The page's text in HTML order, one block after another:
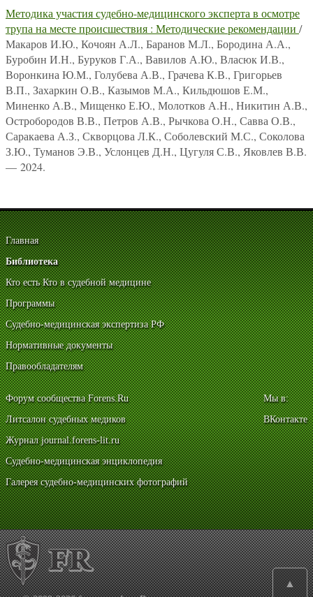
Методика участия судебно-медицинского эксперта в осмотре
трупа на месте происшествия : Методические рекомендации /
Макаров И.Ю., Кочоян А.Л., Баранов М.Л., Бородина А.А.,
Буробин И.Н., Буруков Г.А., Вавилов А.Ю., Власюк И.В.,
Воронкина Ю.М., Голубева А.В., Грачева К.В., Григорьев
В.П., Захаркин О.В., Казымов М.А., Кильдюшов Е.М.,
Миненко А.В., Мищенко Е.Ю., Молотков А.Н., Никитин А.В.,
Остробородов В.В., Петров А.В., Рычкова О.Н., Савва О.В.,
Саракаева А.З., Скворцова Л.К., Соболевский М.С., Соколова
З.Ю., Туманов Э.В., Услонцев Д.Н., Цугуля С.В., Яковлев В.В.
— 2024.
Главная
Библиотека
Кто есть Кто в судебной медицине
Программы
Судебно-медицинская экспертиза РФ
Нормативные документы
Правообладателям
Форум сообщества Forens.Ru
Литсалон судебных медиков
Журнал journal.forens-lit.ru
Судебно-медицинская энциклопедия
Галерея судебно-медицинских фотографий
Мы в:
ВКонтакте
▲